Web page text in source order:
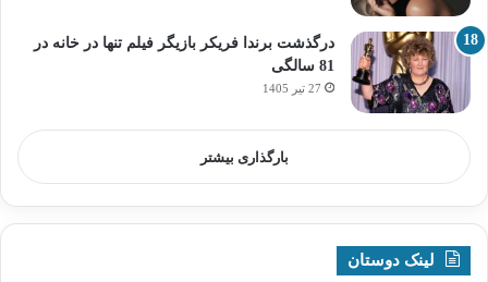
درگذشت برندا فریکر بازیگر فیلم تنها در خانه در
81 سالگی
27 تیر 1405
بارگذاری بیشتر
لینک دوستان